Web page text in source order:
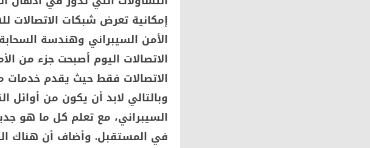
إمكانية تعرض شبكات الاتصالات
الأمن السيبراني وهندسة
الاتصالات اليوم أصبحت جزء من
الاتصالات فقط حيث يقدم خدمات
وبالتالي لابد أن يكون من أوائل
السيبراني، مع تعلم كل ما هو
في المستقبل. وأضاف أن هناك